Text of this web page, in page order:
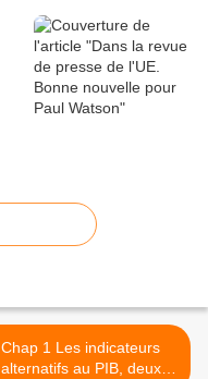
Chap 1 Les indicateurs
alternatifs au PIB, deux